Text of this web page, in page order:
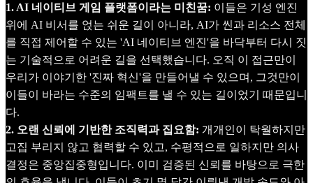
1. AI 네이티브 게임 플랫폼이라는 미친꿈: 이들은 기성 엔진
위에 AI 비서를 얹는 쉬운 길이 아니라, AI가 씬과 리소스 전체
를 직접 제어할 수 있는 'AI 네이티브 엔진'을 바닥부터 다시 짓
는 기술적으로 어려운 길을 선택했습니다. 오직 이 접근만이
우리가 이야기한 '진짜 혁신'을 만들어낼 수 있으며, 그것만이
이들이 바라는 수준의 임팩트를 낼 수 있는 길이었기 때문입니
다.
2. 오랜 신뢰에 기반한 조직력과 집요함: 개개인이 탁월하지만
고집 부리지 않고 협력할 수 있고, 수평적으로 일하지만 의사
결정은 중앙집중형입니다. 이미 검증된 신뢰를 바탕으로 극한